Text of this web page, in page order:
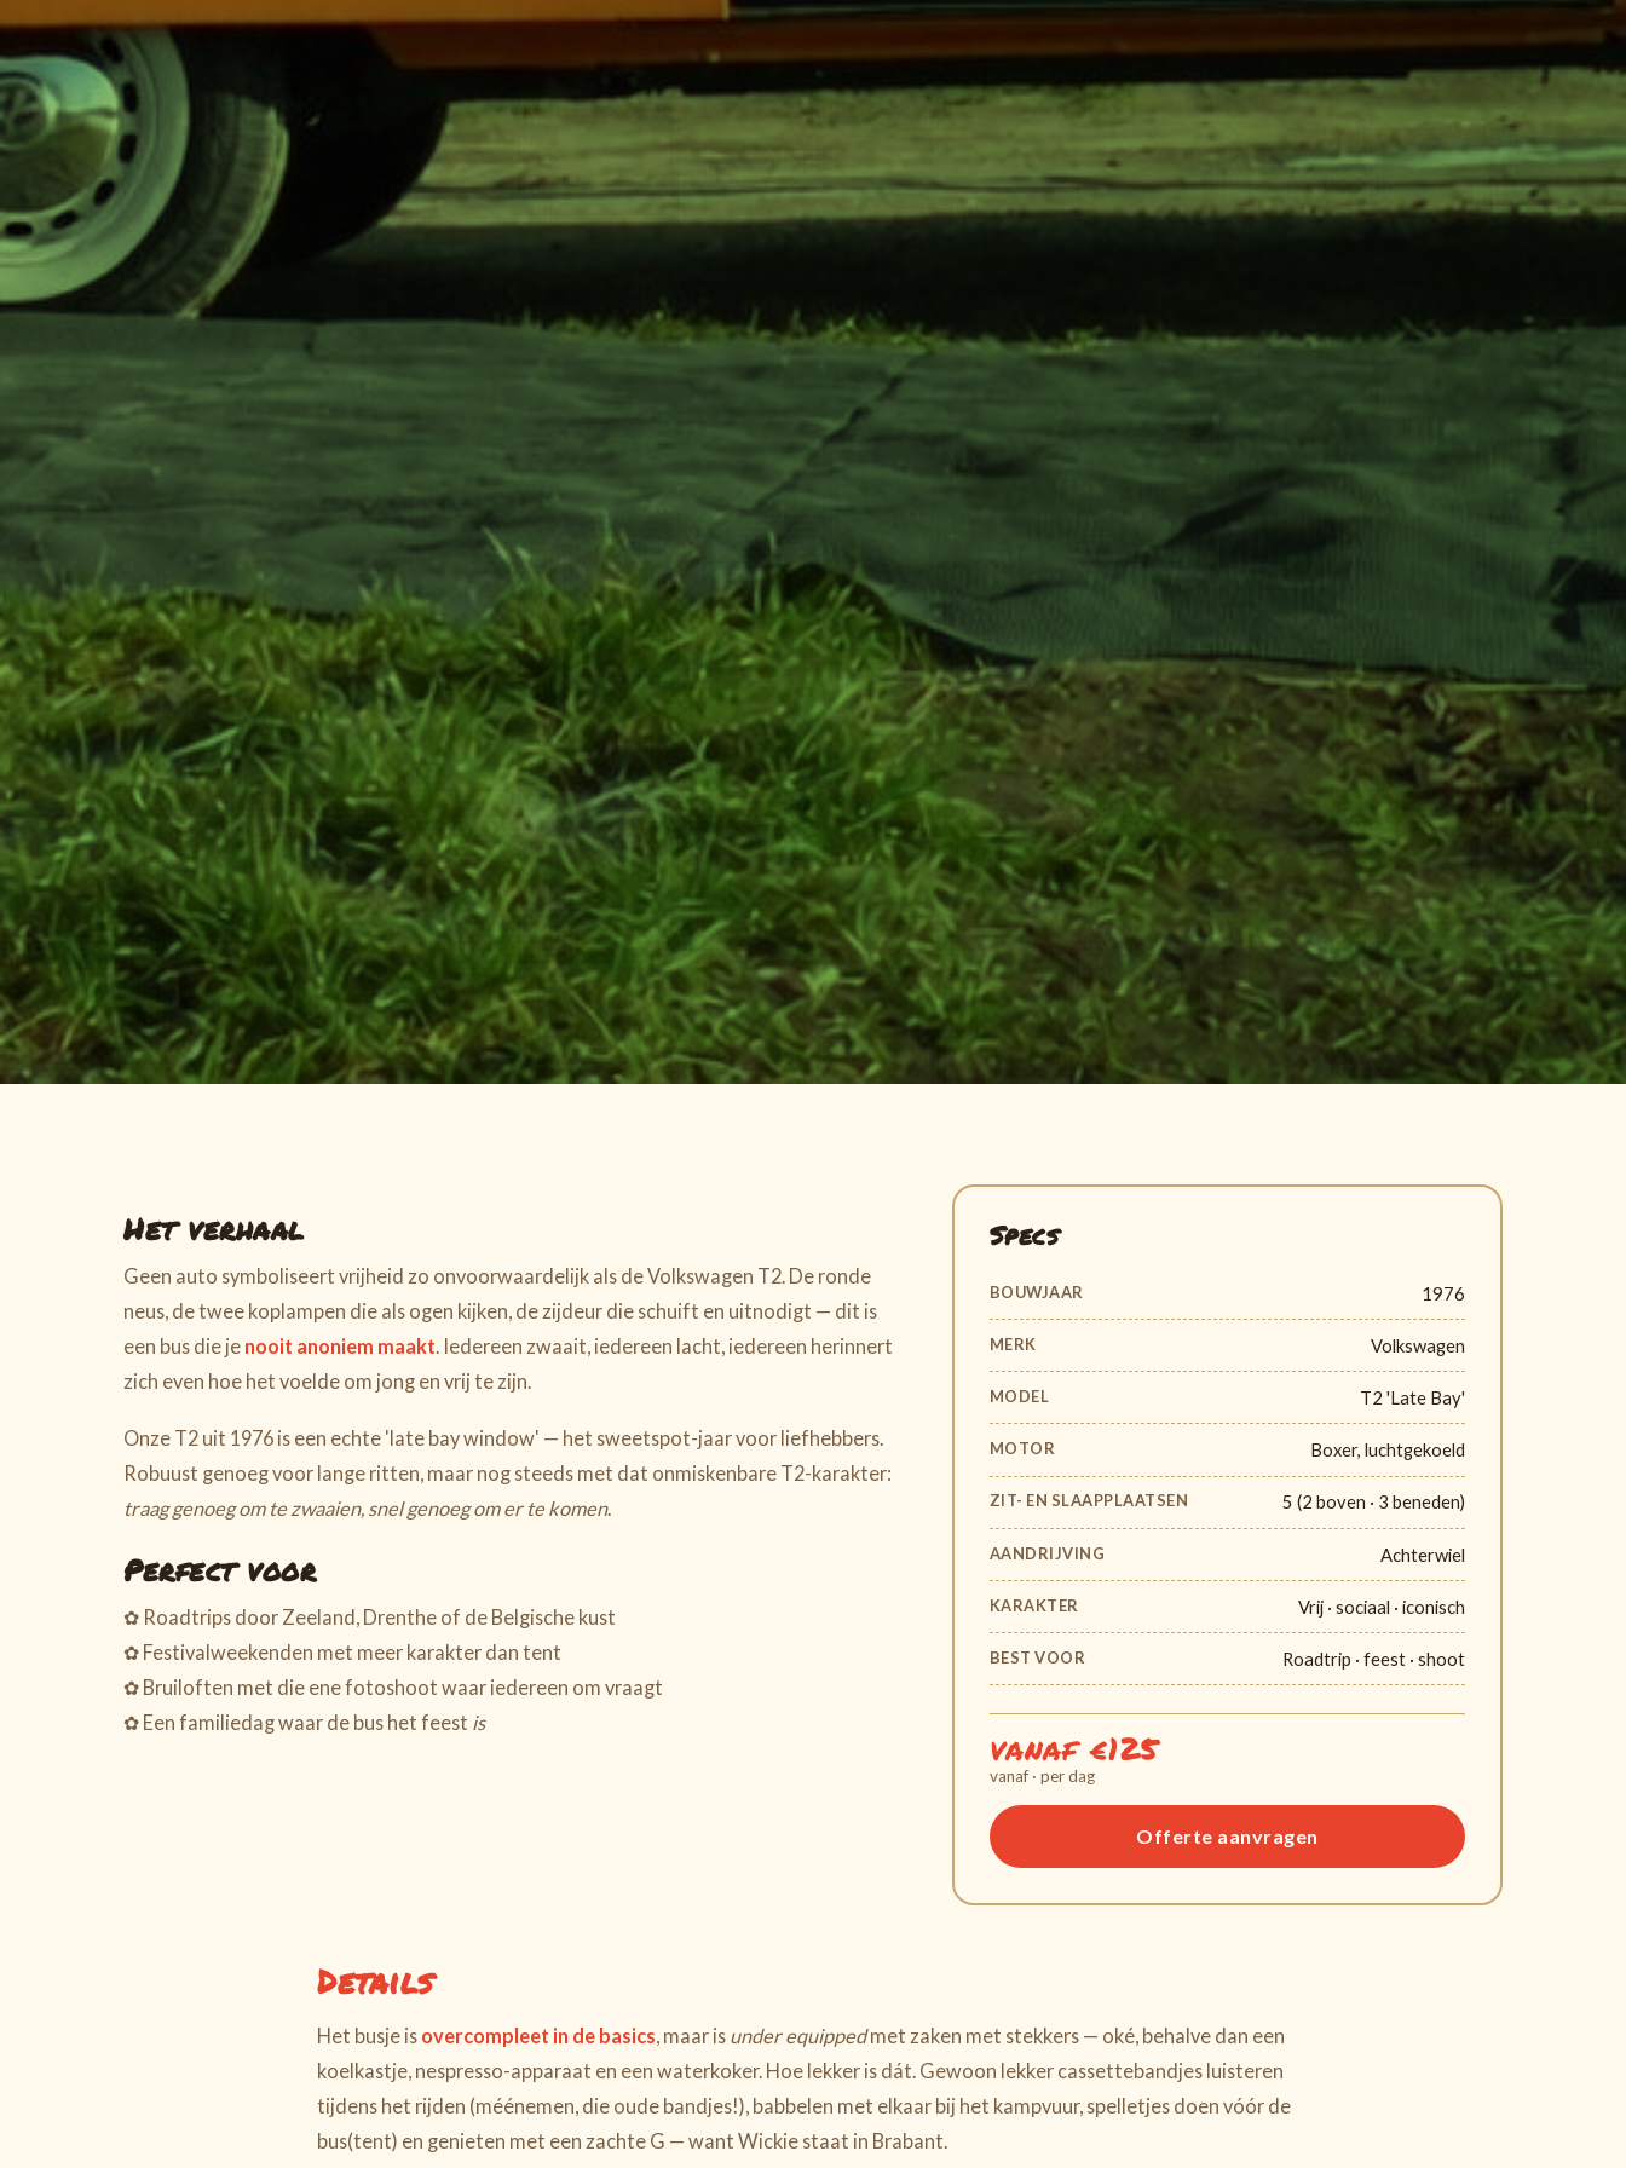
Het verhaal
Geen auto symboliseert vrijheid zo onvoorwaardelijk als de Volkswagen T2. De ronde
neus, de twee koplampen die als ogen kijken, de zijdeur die schuift en uitnodigt — dit is
een bus die je nooit anoniem maakt. Iedereen zwaait, iedereen lacht, iedereen herinnert
zich even hoe het voelde om jong en vrij te zijn.
Onze T2 uit 1976 is een echte 'late bay window' — het sweetspot-jaar voor liefhebbers.
Robuust genoeg voor lange ritten, maar nog steeds met dat onmiskenbare T2-karakter:
traag genoeg om te zwaaien, snel genoeg om er te komen.
Perfect voor
✿ Roadtrips door Zeeland, Drenthe of de Belgische kust
✿ Festivalweekenden met meer karakter dan tent
✿ Bruiloften met die ene fotoshoot waar iedereen om vraagt
✿ Een familiedag waar de bus het feest is
Specs
BOUWJAAR 1976
MERK Volkswagen
MODEL T2 'Late Bay'
MOTOR Boxer, luchtgekoeld
ZIT- EN SLAAPPLAATSEN 5 (2 boven · 3 beneden)
AANDRIJVING Achterwiel
KARAKTER Vrij · sociaal · iconisch
BEST VOOR Roadtrip · feest · shoot
vanaf €125
vanaf · per dag
Offerte aanvragen
Details
Het busje is overcompleet in de basics , maar is under equippedmet zaken met stekkers — oké, behalve dan een
koelkastje, nespresso-apparaat en een waterkoker. Hoe lekker is dát. Gewoon lekker cassettebandjes luisteren
tijdens het rijden (méénemen, die oude bandjes!), babbelen met elkaar bij het kampvuur, spelletjes doen vóór de
bus(tent) en genieten met een zachte G — want Wickie staat in Brabant.